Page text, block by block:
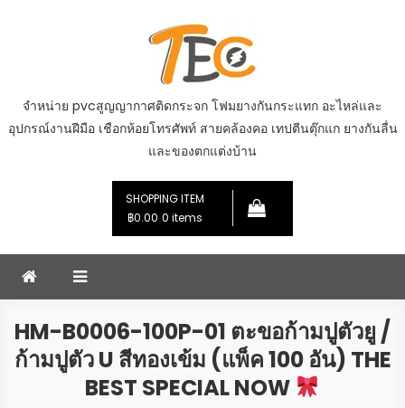
จำหน่าย pvcสูญญากาศติดกระจก โฟมยางกันกระแทก อะไหล่และ
อุปกรณ์งานฝีมือ เชือกห้อยโทรศัพท์ สายคล้องคอ เทปตีนตุ๊กแก ยางกันลื่น
และของตกแต่งบ้าน
SHOPPING ITEM
฿0.00 0 items
HM-B0006-100P-01 ตะขอก้ามปูตัวยู /
ก้ามปูตัว U สีทองเข้ม (แพ็ค 100 อัน) THE
BEST SPECIAL NOW